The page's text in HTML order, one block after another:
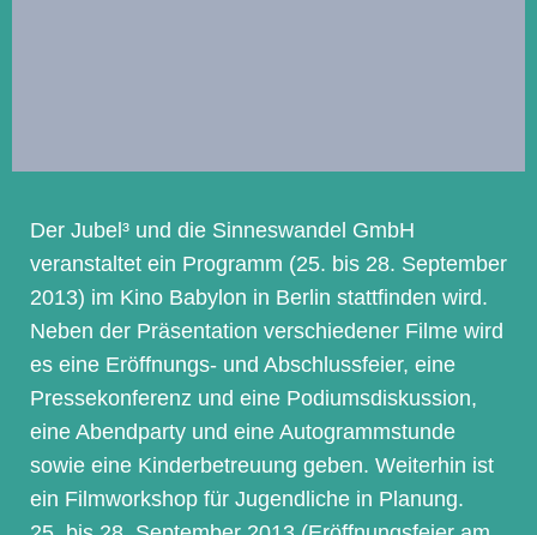
Der Jubel³ und die Sinneswandel GmbH
veranstaltet ein Programm (25. bis 28. September
2013) im Kino Babylon in Berlin stattfinden wird.
Neben der Präsentation verschiedener Filme wird
es eine Eröffnungs- und Abschlussfeier, eine
Pressekonferenz und eine Podiumsdiskussion,
eine Abendparty und eine Autogrammstunde
sowie eine Kinderbetreuung geben. Weiterhin ist
ein Filmworkshop für Jugendliche in Planung.